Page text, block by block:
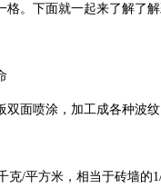
格。下面就一起来了解了
双面喷涂，加工成各种波
克/平方米，相当于砖墙的1/